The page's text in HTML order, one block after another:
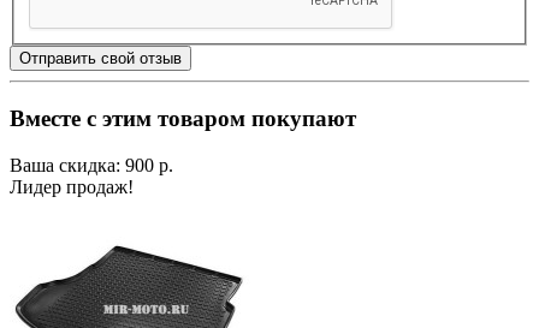
Отправить свой отзыв
Вместе с этим товаром покупают
Ваша скидка: 900 р.
Лидер продаж!